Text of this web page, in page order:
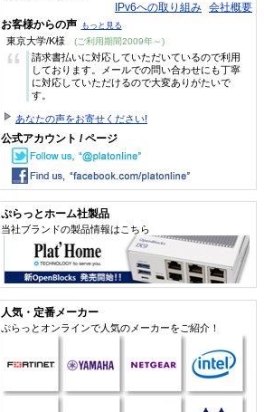
IPv6への取り組み 会社概要
お客様からの声 もっと見る
東京大学/K様 (ご利用期間2009年～)
“
請求書払いに対応していただいているので利用
しております。メールでの問い合わせにも丁寧
に対応していただけるので大変ありがたいで
す。
あなたの声をお寄せください!
公式アカウント / ページ
ぷらっとホーム社製品
当社ブランドの製品情報はこちら
人気・定番メーカー
ぷらっとオンラインで人気のメーカーをご紹介！